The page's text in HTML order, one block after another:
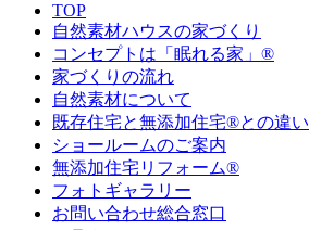
TOP
自然素材ハウスの家づくり
コンセプトは「眠れる家」®
家づくりの流れ
自然素材について
既存住宅と無添加住宅®との違い
ショールームのご案内
無添加住宅リフォーム®
フォトギャラリー
お問い合わせ総合窓口